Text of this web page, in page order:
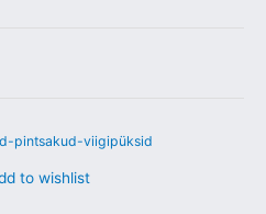
pintsakud-viigipüksid
to wishlist